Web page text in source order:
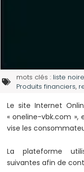
mots clés : liste
Produits financiers,
Le site Internet
« oneline-vbk.com
vise les
La plateforme
suivantes afin de